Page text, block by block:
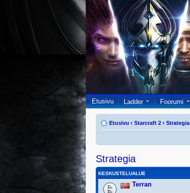
Etusivu Ladder Foorumi
Etusivu ‹ Starcraft 2 ‹ Strategia
Strategia
KESKUSTELUALUE
Terran